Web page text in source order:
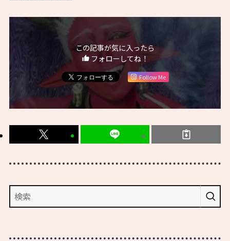
この記事が気に入ったら
フォローしてね！
Follow Me